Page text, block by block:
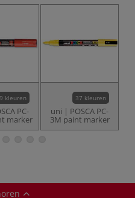
kleuren
PC-
marker
37 kleuren
uni | POSCA PC-
3M paint marker